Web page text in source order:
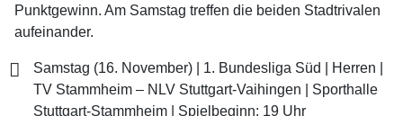
Punktgewinn. Am Samstag treffen die beiden Stadtrivalen
aufeinander.
Samstag (16. November) | 1. Bundesliga Süd | Herren |
TV Stammheim – NLV Stuttgart-Vaihingen | Sporthalle
Stuttgart-Stammheim | Spielbeginn: 19 Uhr